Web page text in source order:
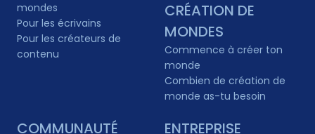
mondes
Pour les écrivains
Pour les créateurs de
contenu
CRÉATION DE
MONDES
Commence à créer ton
monde
Combien de création de
monde as-tu besoin
COMMUNAUTÉ ENTREPRISE